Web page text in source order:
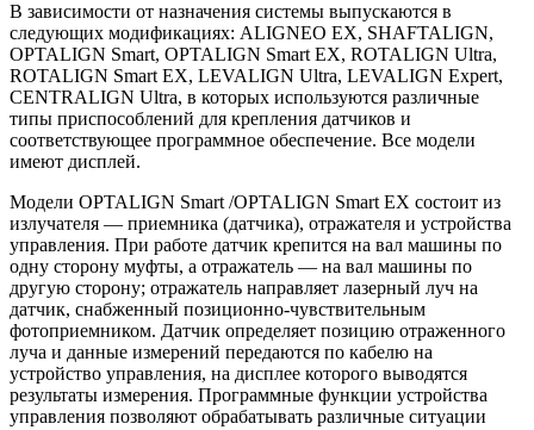
В зависимости от назначения системы выпускаются в
следующих модификациях: ALIGNEO EX, SHAFTALIGN,
OPTALIGN Smart, OPTALIGN Smart EX, ROTALIGN Ultra,
ROTALIGN Smart EX, LEVALIGN Ultra, LEVALIGN Expert,
CENTRALIGN Ultra, в которых используются различные
типы приспособлений для крепления датчиков и
соответствующее программное обеспечение. Все модели
имеют дисплей.
Модели OPTALIGN Smart /OPTALIGN Smart EX состоит из
излучателя — приемника (датчика), отражателя и устройства
управления. При работе датчик крепится на вал машины по
одну сторону муфты, а отражатель — на вал машины по
другую сторону; отражатель направляет лазерный луч на
датчик, снабженный позиционно-чувствительным
фотоприемником. Датчик определяет позицию отраженного
луча и данные измерений передаются по кабелю на
устройство управления, на дисплее которого выводятся
результаты измерения. Программные функции устройства
управления позволяют обрабатывать различные ситуации